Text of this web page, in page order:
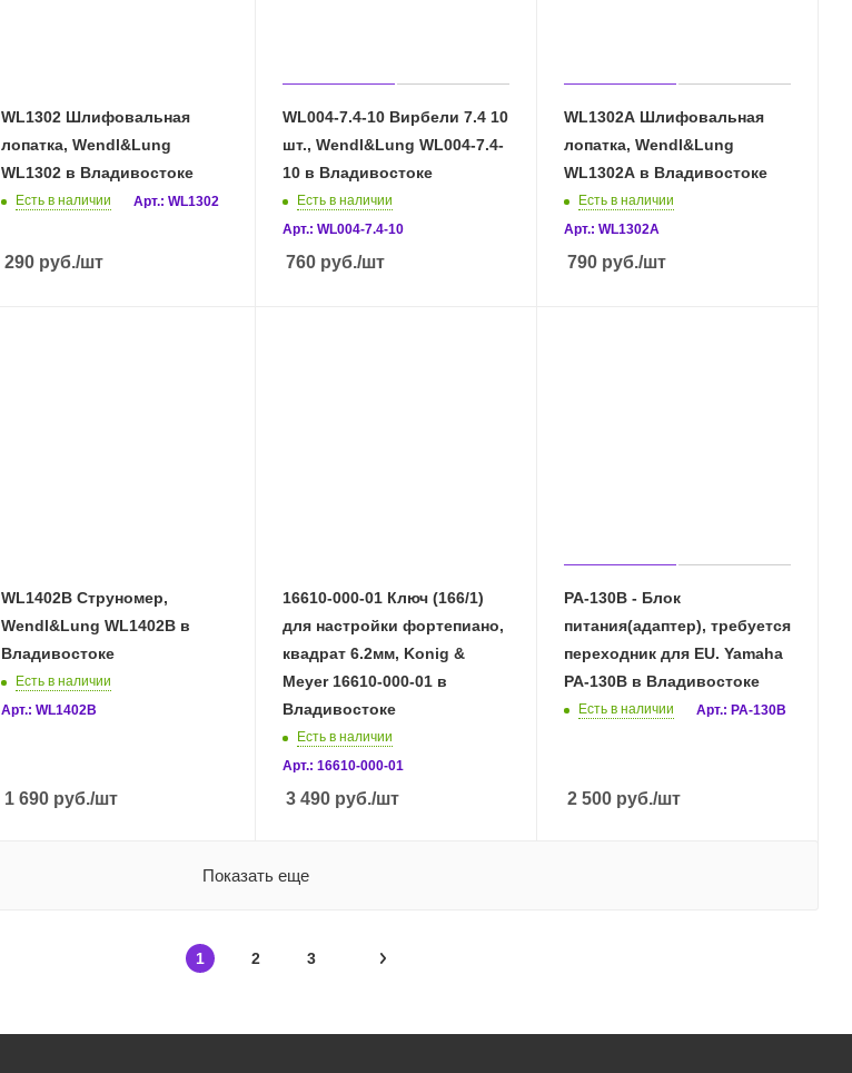
WL1302 Шлифовальная
лопатка, Wendl&Lung
WL1302 в Владивостоке
Есть в наличии Арт.: WL1302
290 руб./шт
WL004-7.4-10 Вирбели 7.4 10
шт., Wendl&Lung WL004-7.4-
10 в Владивостоке
Есть в наличии
Арт.: WL004-7.4-10
760 руб./шт
WL1302A Шлифовальная
лопатка, Wendl&Lung
WL1302A в Владивостоке
Есть в наличии
Арт.: WL1302A
790 руб./шт
WL1402B Струномер,
Wendl&Lung WL1402B в
Владивостоке
Есть в наличии
Арт.: WL1402B
1 690 руб./шт
16610-000-01 Ключ (166/1)
для настройки фортепиано,
квадрат 6.2мм, Konig &
Meyer 16610-000-01 в
Владивостоке
Есть в наличии
Арт.: 16610-000-01
3 490 руб./шт
PA-130B - Блок
питания(адаптер), требуется
переходник для EU. Yamaha
PA-130B в Владивостоке
Есть в наличии Арт.: PA-130B
2 500 руб./шт
Показать еще
1 2 3